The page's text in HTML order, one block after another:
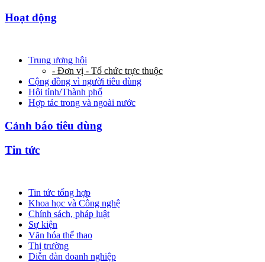
Hoạt động
Trung ương hội
- Đơn vị - Tổ chức trực thuộc
Cộng đồng vì người tiêu dùng
Hội tỉnh/Thành phố
Hợp tác trong và ngoài nước
Cảnh báo tiêu dùng
Tin tức
Tin tức tổng hợp
Khoa học và Công nghệ
Chính sách, pháp luật
Sự kiện
Văn hóa thể thao
Thị trường
Diễn đàn doanh nghiệp